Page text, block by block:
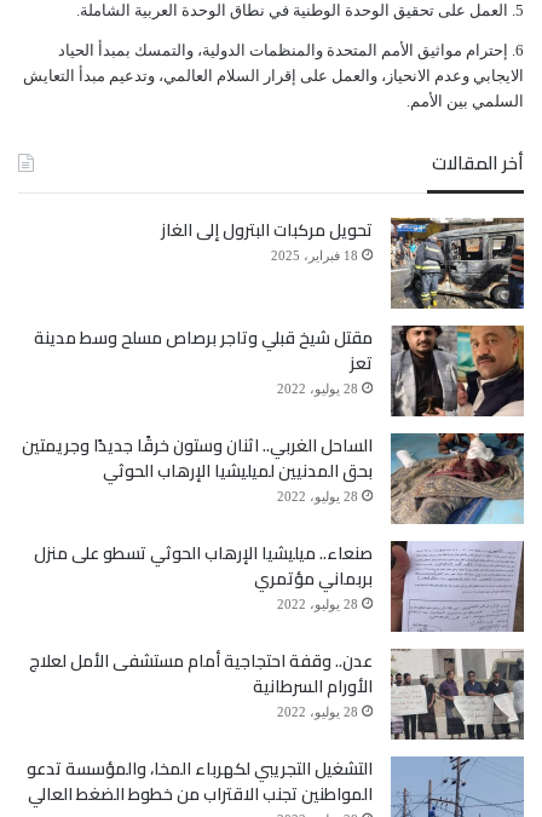
ﺍﻟﻌﻤﻞ ﻋﻠﻰ ﺗﺤﻘﻴﻖ ﺍﻟﻮﺣﺪﺓ ﺍﻟﻮﻃﻨﻴﺔ ﻓﻲ ﻧﻄﺎﻕ ﺍﻟﻮﺣﺪﺓ ﺍﻟﻌﺮﺑﻴﺔ ﺍﻟﺸﺎﻣﻠﺔ.
ﺇﺣﺘﺮﺍﻡ ﻣﻮﺍﺛﻴﻖ الأﻣﻢ ﺍﻟﻤﺘﺤﺪﺓ ﻭﺍﻟﻤﻨﻈﻤﺎﺕ ﺍﻟﺪﻭﻟﻴﺔ، ﻭﺍﻟﺘﻤﺴﻚ ﺑﻤﺒﺪﺃ ﺍﻟﺤﻴﺎﺩ
ﺍﻻﻳﺠﺎﺑﻲ ﻭﻋﺪﻡ ﺍﻻﻧﺤﻴﺎﺯ، ﻭﺍﻟﻌﻤﻞ ﻋﻠﻰ ﺇﻗﺮﺍﺭ ﺍﻟﺴﻼﻡ ﺍﻟﻌﺎﻟﻤﻲ، ﻭﺗﺪﻋﻴﻢ ﻣﺒﺪﺃ ﺍﻟﺘﻌﺎﻳﺶ
ﺍﻟﺴﻠﻤﻲ ﺑﻴﻦ ﺍﻷﻣﻢ.
أخر المقالات
تحويل مركبات البترول إلى الغاز
18 فبراير، 2025
مقتل شيخ قبلي وتاجر برصاص مسلح وسط مدينة
تعز
28 يوليو، 2022
الساحل الغربي.. اثنان وستون خرقًا جديدًا وجريمتين
بحق المدنيين لميليشيا الإرهاب الحوثي
28 يوليو، 2022
صنعاء.. ميليشيا الإرهاب الحوثي تسطو على منزل
بربماني مؤتمري
28 يوليو، 2022
عدن.. وقفة احتجاجية أمام مستشفى الأمل لعلاج
الأورام السرطانية
28 يوليو، 2022
التشغيل التجريبي لكهرباء المخا، والمؤسسة تدعو
المواطنين تجنب الاقتراب من خطوط الضغط العالي